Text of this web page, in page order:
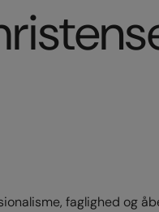
faglighed og